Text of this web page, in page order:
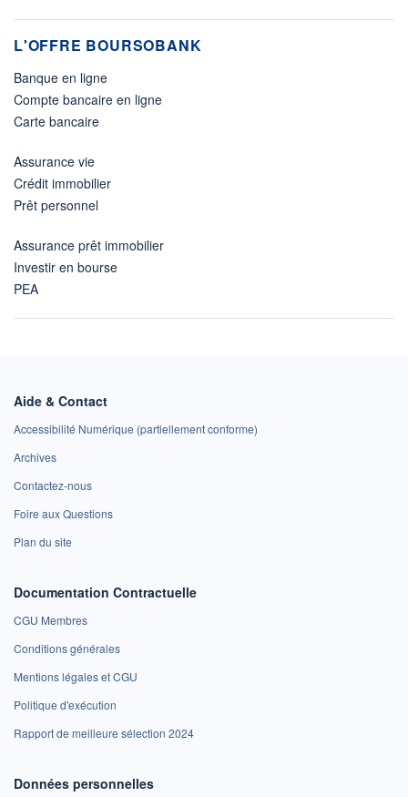
L'OFFRE BOURSOBANK
Banque en ligne
Compte bancaire en ligne
Carte bancaire
Assurance vie
Crédit immobilier
Prêt personnel
Assurance prêt immobilier
Investir en bourse
PEA
Aide & Contact
Accessibilité Numérique (partiellement conforme)
Archives
Contactez-nous
Foire aux Questions
Plan du site
Documentation Contractuelle
CGU Membres
Conditions générales
Mentions légales et CGU
Politique d'exécution
Rapport de meilleure sélection 2024
Données personnelles